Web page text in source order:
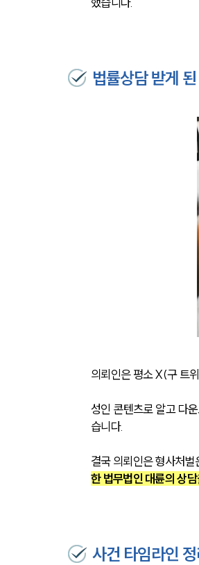
법률상담 받게
의뢰인은 평소 X(구 트
성인 콘텐츠로 알고 다
습니다.
결국 의뢰인은 형사처
한 법무법인 대륜의 상
사건 타임라인